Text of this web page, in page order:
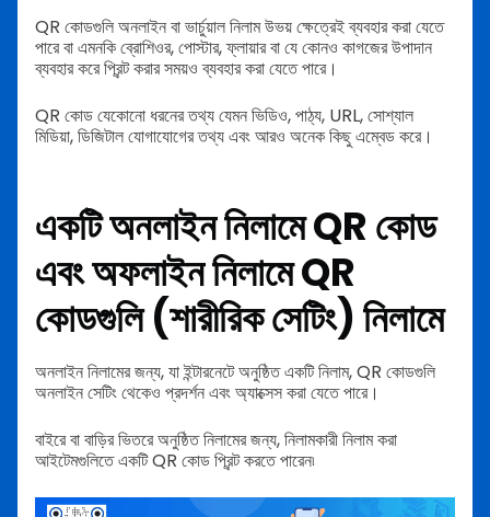
QR কোডগুলি অনলাইন বা ভার্চুয়াল নিলাম উভয় ক্ষেত্রেই ব্যবহার করা যেতে
পারে বা এমনকি ব্রোশিওর, পোস্টার, ফ্লায়ার বা যে কোনও কাগজের উপাদান
ব্যবহার করে প্রিন্ট করার সময়ও ব্যবহার করা যেতে পারে।
QR কোড যেকোনো ধরনের তথ্য যেমন ভিডিও, পাঠ্য, URL, সোশ্যাল
মিডিয়া, ডিজিটাল যোগাযোগের তথ্য এবং আরও অনেক কিছু এম্বেড করে।
একটি অনলাইন নিলামে QR কোড
এবং অফলাইন নিলামে QR
কোডগুলি (শারীরিক সেটিং) নিলামে
অনলাইন নিলামের জন্য, যা ইন্টারনেটে অনুষ্ঠিত একটি নিলাম, QR কোডগুলি
অনলাইন সেটিং থেকেও প্রদর্শন এবং অ্যাক্সেস করা যেতে পারে।
বাইরে বা বাড়ির ভিতরে অনুষ্ঠিত নিলামের জন্য, নিলামকারী নিলাম করা
আইটেমগুলিতে একটি QR কোড প্রিন্ট করতে পারেন৷